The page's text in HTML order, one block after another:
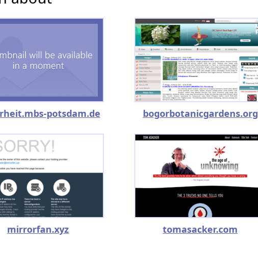
potsdam.de bogorbotanicgardens.org
mirrorfan.xyz tomasacker.com